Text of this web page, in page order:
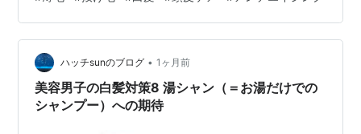
かあり複雑化してきたので、今回の記事にギュッとまと
めてみました。 頭皮ケア大事なのは分かってるけど、つ
いつい忘れちゃうのよね... まずは少しづつでも出来そう
なから始めてみましょう！ ということで今回は、 「永久
保存版！お家で簡単に出来る頭皮ケア」 というテーマ…
ハッチsunのブログ • 1ヶ月前
美容男子の白髪対策8 湯シャン（＝お湯だけでの
シャンプー）への期待